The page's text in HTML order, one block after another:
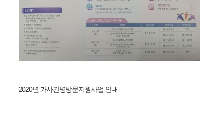
2020년 가사간병방문지원사업 안내